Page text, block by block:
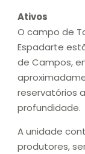
Ativos
O campo de
Espadarte
de Campos,
reservatórios
profundidade.
A unidade
produtores,